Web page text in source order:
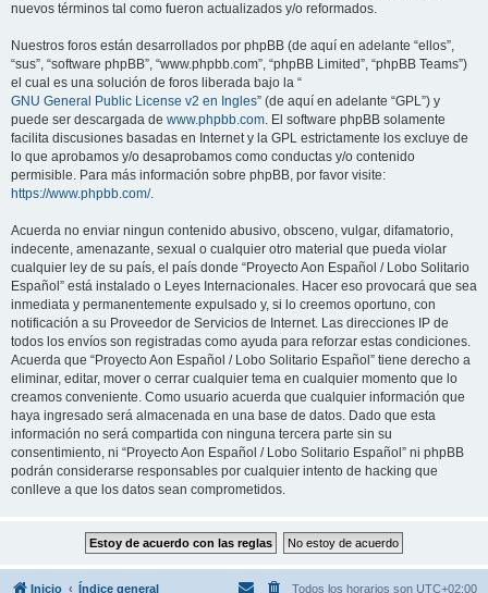
nuevos términos tal como fueron actualizados y/o reformados.
Nuestros foros están desarrollados por phpBB (de aquí en adelante “ellos”,
“sus”, “software phpBB”, “www.phpbb.com”, “phpBB Limited”, “phpBB Teams”)
el cual es una solución de foros liberada bajo la “
GNU General Public License v2 en Ingles” (de aquí en adelante “GPL”) y
puede ser descargada de www.phpbb.com. El software phpBB solamente
facilita discusiones basadas en Internet y la GPL estrictamente los excluye de
lo que aprobamos y/o desaprobamos como conductas y/o contenido
permisible. Para más información sobre phpBB, por favor visite:
https://www.phpbb.com/.
Acuerda no enviar ningun contenido abusivo, obsceno, vulgar, difamatorio,
indecente, amenazante, sexual o cualquier otro material que pueda violar
cualquier ley de su país, el país donde “Proyecto Aon Español / Lobo Solitario
Español” está instalado o Leyes Internacionales. Hacer eso provocará que sea
inmediata y permanentemente expulsado y, si lo creemos oportuno, con
notificación a su Proveedor de Servicios de Internet. Las direcciones IP de
todos los envíos son registradas como ayuda para reforzar estas condiciones.
Acuerda que “Proyecto Aon Español / Lobo Solitario Español” tiene derecho a
eliminar, editar, mover o cerrar cualquier tema en cualquier momento que lo
creamos conveniente. Como usuario acuerda que cualquier información que
haya ingresado será almacenada en una base de datos. Dado que esta
información no será compartida con ninguna tercera parte sin su
consentimiento, ni “Proyecto Aon Español / Lobo Solitario Español” ni phpBB
podrán considerarse responsables por cualquier intento de hacking que
conlleve a que los datos sean comprometidos.
Inicio Índice general Todos los horarios son UTC+02:00